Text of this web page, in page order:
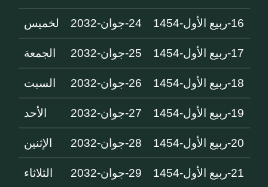
16-ربيع الأول-1454 24-جوان-2032 لخميس
17-ربيع الأول-1454 25-جوان-2032 الجمعة
18-ربيع الأول-1454 26-جوان-2032 السبت
19-ربيع الأول-1454 27-جوان-2032 الأحد
20-ربيع الأول-1454 28-جوان-2032 الإثنين
21-ربيع الأول-1454 29-جوان-2032 الثلاثاء